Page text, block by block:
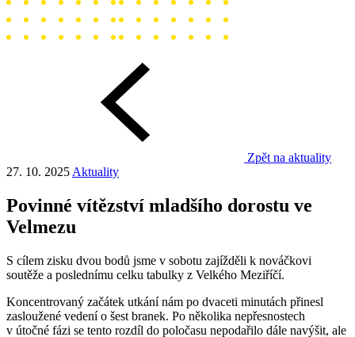
Zpět na aktuality
27. 10. 2025 Aktuality
Povinné vítězství mladšího dorostu ve
Velmezu
S cílem zisku dvou bodů jsme v sobotu zajížděli k nováčkovi
soutěže a poslednímu celku tabulky z Velkého Meziříčí.
Koncentrovaný začátek utkání nám po dvaceti minutách přinesl
zasloužené vedení o šest branek. Po několika nepřesnostech
v útočné fázi se tento rozdíl do poločasu nepodařilo dále navýšit, ale